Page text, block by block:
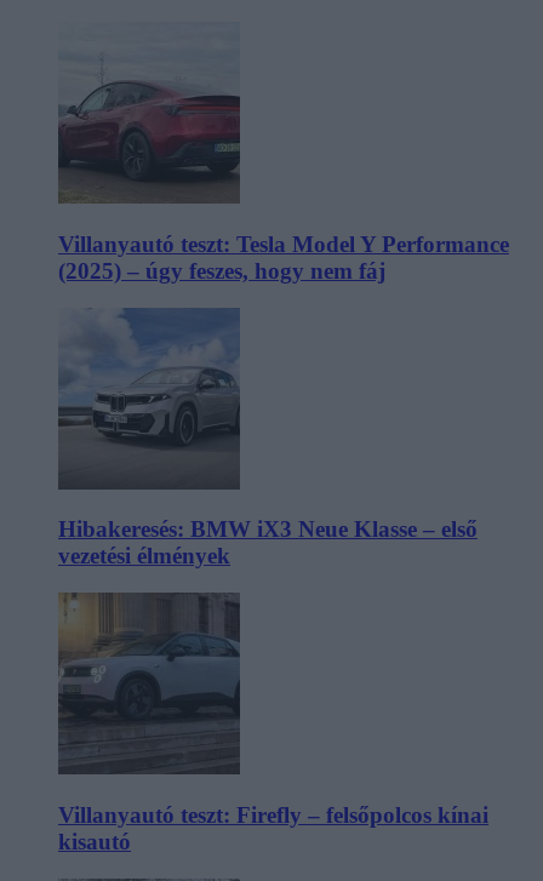
Villanyautó teszt: Tesla Model Y Performance
(2025) – úgy feszes, hogy nem fáj
Hibakeresés: BMW iX3 Neue Klasse – első
vezetési élmények
Villanyautó teszt: Firefly – felsőpolcos kínai
kisautó